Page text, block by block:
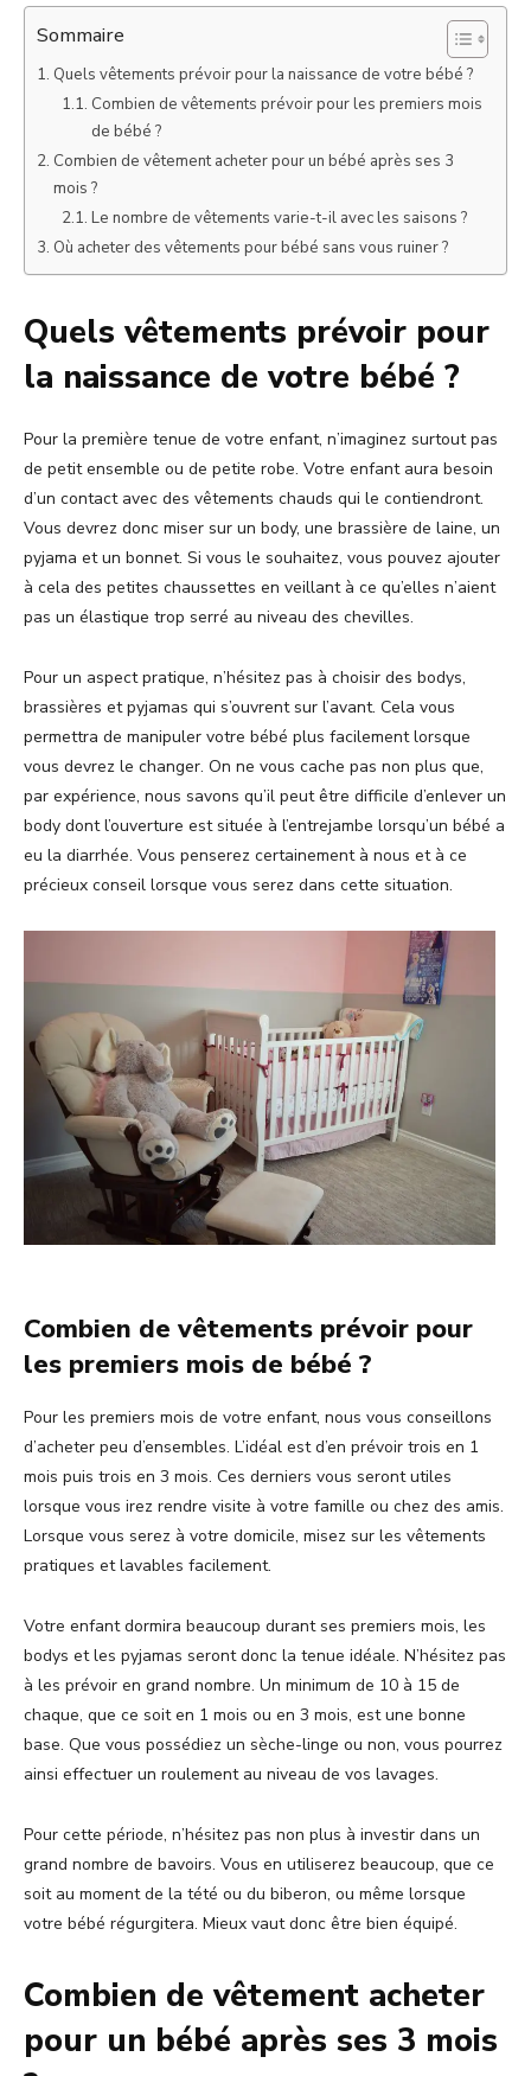
Sommaire
Quels vêtements prévoir pour la naissance de votre bébé ?
Combien de vêtements prévoir pour les premiers mois
de bébé ?
Combien de vêtement acheter pour un bébé après ses 3
mois ?
Le nombre de vêtements varie-t-il avec les saisons ?
Où acheter des vêtements pour bébé sans vous ruiner ?
Quels vêtements prévoir pour
la naissance de votre bébé ?
Pour la première tenue de votre enfant, n’imaginez surtout pas
de petit ensemble ou de petite robe. Votre enfant aura besoin
d’un contact avec des vêtements chauds qui le contiendront.
Vous devrez donc miser sur un body, une brassière de laine, un
pyjama et un bonnet. Si vous le souhaitez, vous pouvez ajouter
à cela des petites chaussettes en veillant à ce qu’elles n’aient
pas un élastique trop serré au niveau des chevilles.
Pour un aspect pratique, n’hésitez pas à choisir des bodys,
brassières et pyjamas qui s’ouvrent sur l’avant. Cela vous
permettra de manipuler votre bébé plus facilement lorsque
vous devrez le changer. On ne vous cache pas non plus que,
par expérience, nous savons qu’il peut être difficile d’enlever un
body dont l’ouverture est située à l’entrejambe lorsqu’un bébé a
eu la diarrhée. Vous penserez certainement à nous et à ce
précieux conseil lorsque vous serez dans cette situation.
Combien de vêtements prévoir pour
les premiers mois de bébé ?
Pour les premiers mois de votre enfant, nous vous conseillons
d’acheter peu d’ensembles. L’idéal est d’en prévoir trois en 1
mois puis trois en 3 mois. Ces derniers vous seront utiles
lorsque vous irez rendre visite à votre famille ou chez des amis.
Lorsque vous serez à votre domicile, misez sur les vêtements
pratiques et lavables facilement.
Votre enfant dormira beaucoup durant ses premiers mois, les
bodys et les pyjamas seront donc la tenue idéale. N’hésitez pas
à les prévoir en grand nombre. Un minimum de 10 à 15 de
chaque, que ce soit en 1 mois ou en 3 mois, est une bonne
base. Que vous possédiez un sèche-linge ou non, vous pourrez
ainsi effectuer un roulement au niveau de vos lavages.
Pour cette période, n’hésitez pas non plus à investir dans un
grand nombre de bavoirs. Vous en utiliserez beaucoup, que ce
soit au moment de la tété ou du biberon, ou même lorsque
votre bébé régurgitera. Mieux vaut donc être bien équipé.
Combien de vêtement acheter
pour un bébé après ses 3 mois